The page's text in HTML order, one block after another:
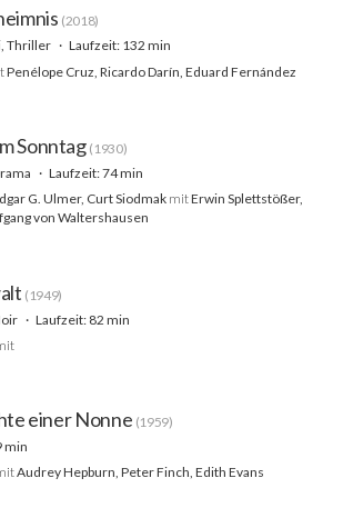
(2018)
Thriller
Laufzeit: 132 min
Penélope Cruz, Ricardo Darín, Eduard Fernández
Sonntag(1930)
Laufzeit: 74 min
G. Ulmer, Curt Siodmak mitErwin Splettstößer,
von Waltershausen
(1949)
Laufzeit: 82 min
einer Nonne (1959)
min
Audrey Hepburn, Peter Finch, Edith Evans